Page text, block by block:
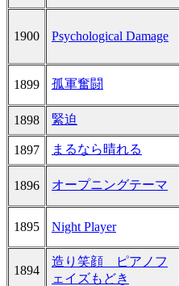
1900 Psychological Damage
1899 孤軍奮闘
1898 緊迫
1897 まるなら晴れる
1896 オープニングテーマ
1895 Night Player
1894
造り笑顔 ピアノフ
ェイズもどき